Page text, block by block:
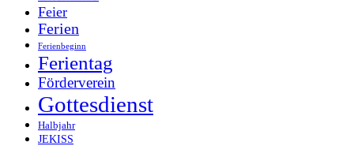
Feier
Ferien
Ferienbeginn
Ferientag
Förderverein
Gottesdienst
Halbjahr
JEKISS